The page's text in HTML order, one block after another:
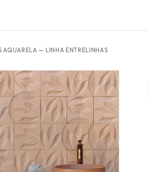
AQUARELA — LINHA ENTRELINHAS